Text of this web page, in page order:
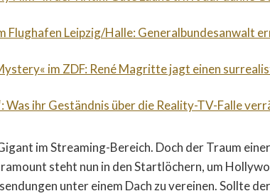
Flughafen Leipzig/Halle: Generalbundesanwalt
im ZDF: René Magritte jagt einen
Was ihr Geständnis über die Reality-TV-Falle
im Streaming-Bereich. Doch der Traum
steht nun in den Startlöchern, um
unter einem Dach zu vereinen. Sollte